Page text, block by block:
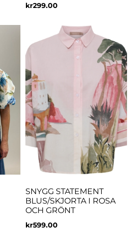
kr299.00
SNYGG STATEMENT
BLUS/SKJORTA I ROSA
OCH GRÖNT
kr599.00